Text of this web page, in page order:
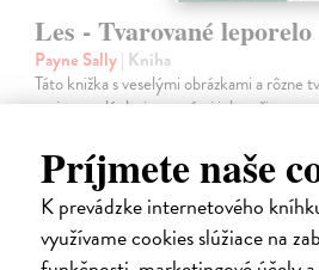
Príjmete naše
K prevádzke internetového
využívame cookies slúžiace na
Les - Tvarované leporelo
Payne Sally| Kniha
Táto knižka s veselými obrázkami a rôzne
zaujme malé deti a zoznámi ich so životom
7,66 €
7,90 €